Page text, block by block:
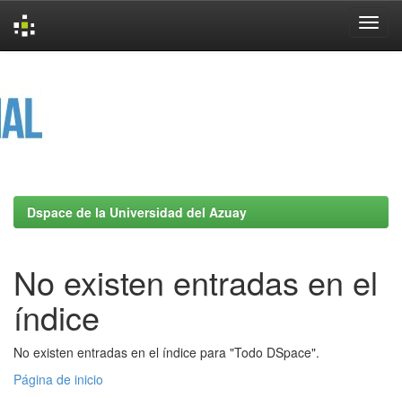
Dspace de la Universidad del Azuay
No existen entradas en el
índice
No existen entradas en el índice para "Todo DSpace".
Página de inicio